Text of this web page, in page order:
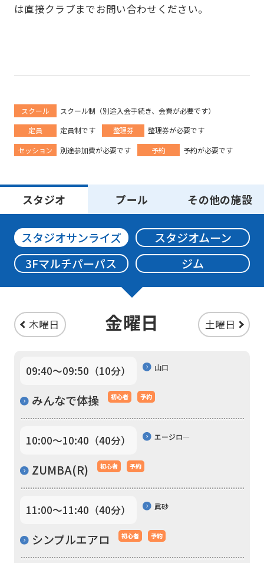
は直接クラブまでお問い合わせください。
スクール
スクール制（別途入会手続き、会費が必要です）
定員
定員制です 整理券
整理券が必要です
セッション
別途参加費が必要です 予約 予約が必要です
スタジオ プール その他の施設
スタジオサンライズ
スタジオムーン
3Fマルチパーパス
ジム
木曜日 金曜日 土曜日
09:40〜09:50（10分） 山口
みんなで体操 初心者 予約
10:00〜10:40（40分） エージロ―
ZUMBA(R) 初心者 予約
11:00〜11:40（40分） 眞砂
シンプルエアロ 初心者 予約
For
foreigners
Sports
website
is
automatically
translated
Click
the
link